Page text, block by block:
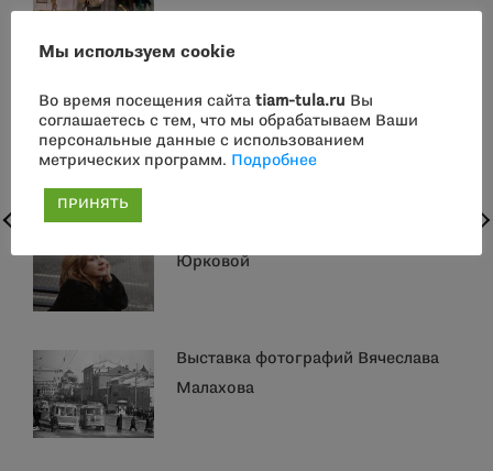
Белявского на лекцию Алёны Герке
и парфюмерный мастер-класс
Юрковой
Выставка фотографий Вячеслава
Малахова
Мы используем cookie
Во время посещения сайта tiam-tula.ru Вы
соглашаетесь с тем, что мы обрабатываем Ваши
персональные данные с использованием
метрических программ.
Подробнее
ПРИНЯТЬ